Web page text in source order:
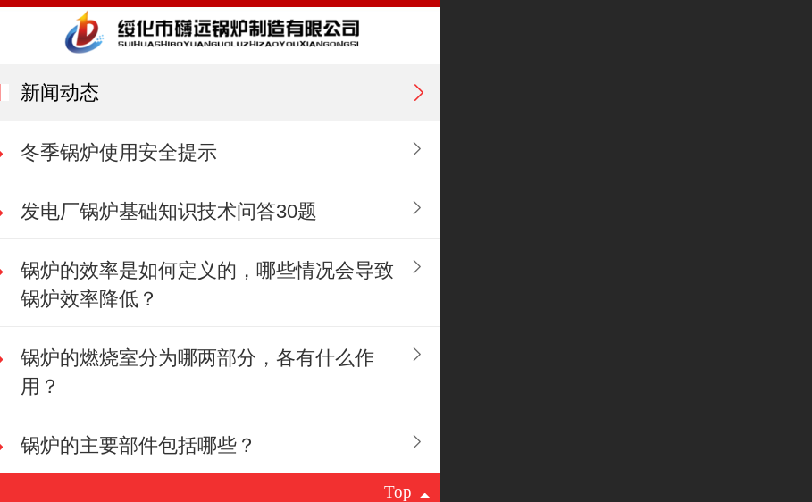
新闻动态
冬季锅炉使用安全提示
发电厂锅炉基础知识技术问答30题
锅炉的效率是如何定义的，哪些情况会导致
锅炉效率降低？
锅炉的燃烧室分为哪两部分，各有什么作
用？
锅炉的主要部件包括哪些？
Top